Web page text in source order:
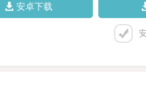
安卓下载